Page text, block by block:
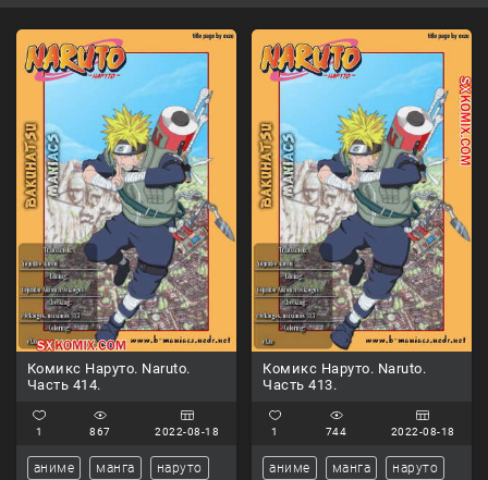
Комикс Наруто. Naruto.
Часть 414.
1 867 2022-08-18
аниме манга наруто
Комикс Наруто. Naruto.
Часть 413.
1 744 2022-08-18
аниме манга наруто